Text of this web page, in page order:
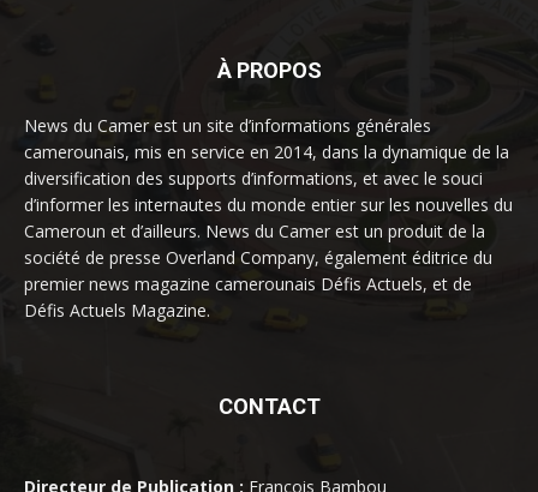
À PROPOS
News du Camer est un site d’informations générales
camerounais, mis en service en 2014, dans la dynamique de la
diversification des supports d’informations, et avec le souci
d’informer les internautes du monde entier sur les nouvelles du
Cameroun et d’ailleurs. News du Camer est un produit de la
société de presse Overland Company, également éditrice du
premier news magazine camerounais Défis Actuels, et de
Défis Actuels Magazine.
CONTACT
Directeur de Publication : François Bambou